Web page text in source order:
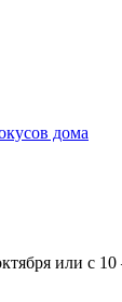
дома
или с